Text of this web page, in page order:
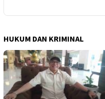
HUKUM DAN KRIMINAL